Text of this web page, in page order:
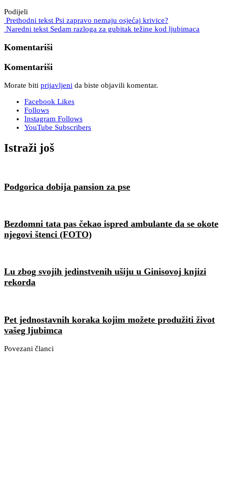
Podijeli
Prethodni tekst Psi zapravo nemaju osjećaj krivice?
Naredni tekst Sedam razloga za gubitak težine kod ljubimaca
Komentariši
Komentariši
Morate biti prijavljeni da biste objavili komentar.
Facebook Likes
Follows
Instagram Follows
YouTube Subscribers
Istraži još
Podgorica dobija pansion za pse
Bezdomni tata pas čekao ispred ambulante da se okote
njegovi štenci (FOTO)
Lu zbog svojih jedinstvenih ušiju u Ginisovoj knjizi
rekorda
Pet jednostavnih koraka kojim možete produžiti život
vašeg ljubimca
Povezani članci